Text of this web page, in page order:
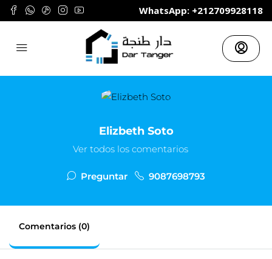
	WhatsApp: +212709928118
Elizbeth Soto
Ver todos los comentarios
Preguntar 9087698793
Comentarios (0)